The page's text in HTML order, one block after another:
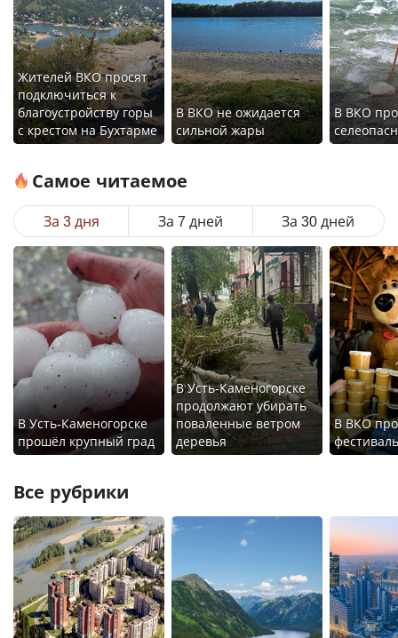
Жителей ВКО просят
подключиться к
благоустройству горы
с крестом на Бухтарме
В ВКО не ожидается
сильной жары
В ВКО
Самое читаемое
За 3 дня
В Усть-Каменогорске
прошёл крупный град
В Усть-Каменогорске
продолжают убирать
поваленные ветром
деревья
В ВКО
За 7 дней За 30 дней
Все рубрики